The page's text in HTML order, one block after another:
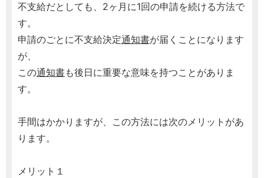
不支給だとしても、2ヶ月に1回の申請を続ける方法で
す。
申請のごとに不支給決定通知書が届くことになります
が、
この通知書も後日に重要な意味を持つことがありま
す。
手間はかかりますが、この方法には次のメリットがあ
ります。
メリット１